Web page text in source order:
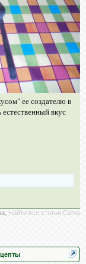
ее создателю в
вкус
,Найти все статьи Coma